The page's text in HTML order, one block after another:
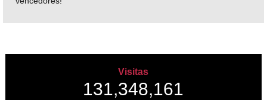
Visitas
131,348,161